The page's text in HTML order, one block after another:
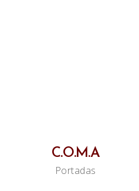
C.O.M.A
Portadas